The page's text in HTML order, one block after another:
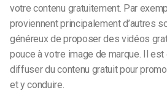
votre contenu gratuitement. Par
proviennent principalement d’autres
généreux de proposer des vidéos
pouce à votre image de marque. Il
diffuser du contenu gratuit pour
et y conduire.